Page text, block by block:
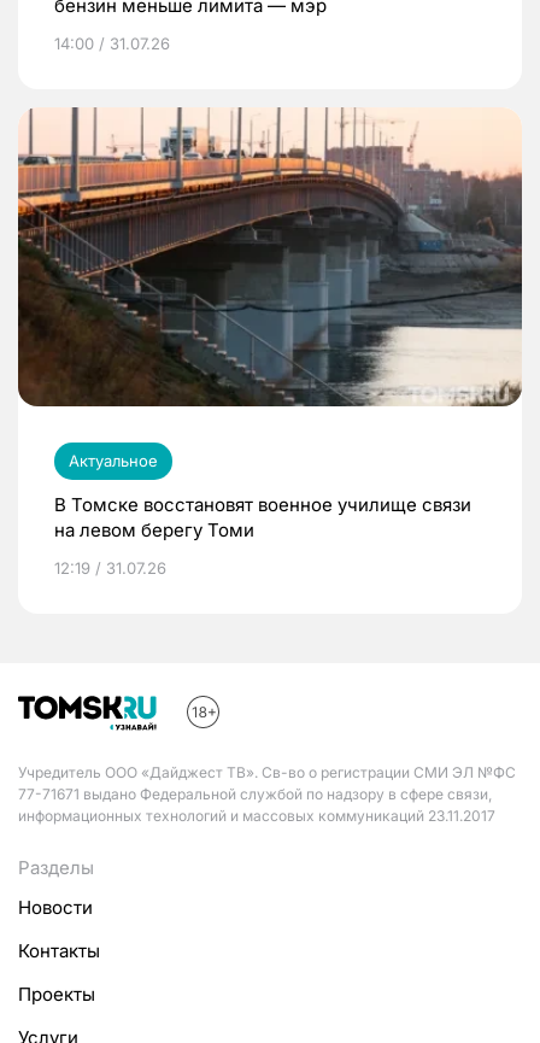
бензин меньше лимита — мэр
14:00 / 31.07.26
Актуальное
В Томске восстановят военное училище связи
на левом берегу Томи
12:19 / 31.07.26
Учредитель ООО «Дайджест ТВ». Св-во о регистрации СМИ ЭЛ №ФС
77-71671 выдано Федеральной службой по надзору в сфере связи,
информационных технологий и массовых коммуникаций 23.11.2017
Разделы
Новости
Контакты
Проекты
Услуги